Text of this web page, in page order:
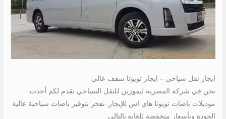
ايجار نقل سياحي – ايجار تويوتا سقف عالي
نحن في شركة المصريه ليموزين للنقل السياحي نقدم لكم أحدث
موديلات باصات تويوتا هاي اس للإيجار. نفخر بتوفير باصات سياحية عالية
الجودة وبأسعار منخفضة للغاية.بالتالي